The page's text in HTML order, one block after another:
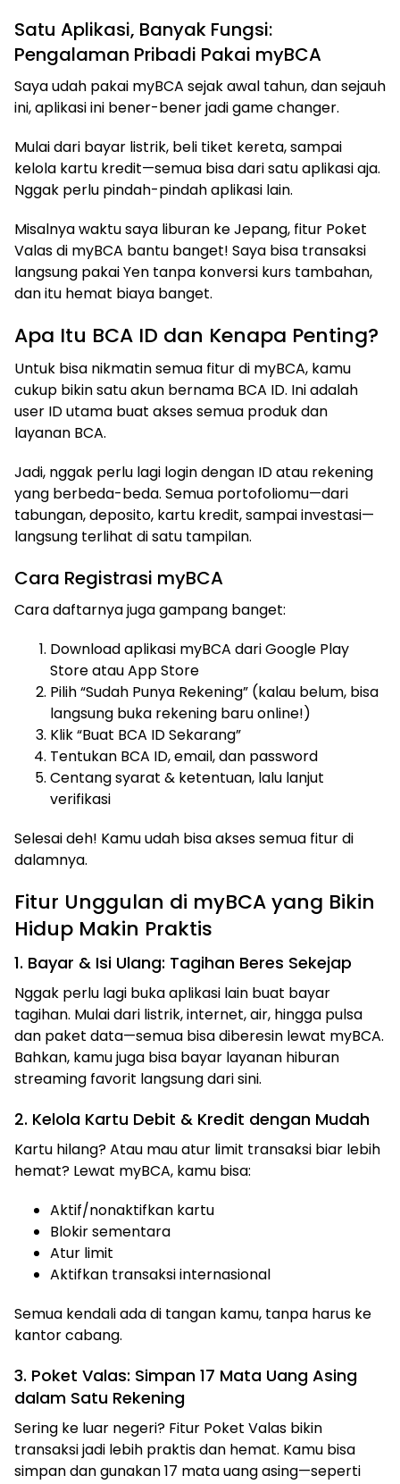
Satu Aplikasi, Banyak Fungsi:
Pengalaman Pribadi Pakai myBCA
Saya udah pakai myBCA sejak awal tahun, dan sejauh
ini, aplikasi ini bener-bener jadi game changer.
Mulai dari bayar listrik, beli tiket kereta, sampai
kelola kartu kredit—semua bisa dari satu aplikasi aja.
Nggak perlu pindah-pindah aplikasi lain.
Misalnya waktu saya liburan ke Jepang, fitur Poket
Valas di myBCA bantu banget! Saya bisa transaksi
langsung pakai Yen tanpa konversi kurs tambahan,
dan itu hemat biaya banget.
Apa Itu BCA ID dan Kenapa Penting?
Untuk bisa nikmatin semua fitur di myBCA, kamu
cukup bikin satu akun bernama BCA ID. Ini adalah
user ID utama buat akses semua produk dan
layanan BCA.
Jadi, nggak perlu lagi login dengan ID atau rekening
yang berbeda-beda. Semua portofoliomu—dari
tabungan, deposito, kartu kredit, sampai investasi—
langsung terlihat di satu tampilan.
Cara Registrasi myBCA
Cara daftarnya juga gampang banget:
Download aplikasi myBCA dari Google Play
Store atau App Store
Pilih “Sudah Punya Rekening” (kalau belum, bisa
langsung buka rekening baru online!)
Klik “Buat BCA ID Sekarang”
Tentukan BCA ID, email, dan password
Centang syarat & ketentuan, lalu lanjut
verifikasi
Selesai deh! Kamu udah bisa akses semua fitur di
dalamnya.
Fitur Unggulan di myBCA yang Bikin
Hidup Makin Praktis
1. Bayar & Isi Ulang: Tagihan Beres Sekejap
Nggak perlu lagi buka aplikasi lain buat bayar
tagihan. Mulai dari listrik, internet, air, hingga pulsa
dan paket data—semua bisa diberesin lewat myBCA.
Bahkan, kamu juga bisa bayar layanan hiburan
streaming favorit langsung dari sini.
2. Kelola Kartu Debit & Kredit dengan Mudah
Kartu hilang? Atau mau atur limit transaksi biar lebih
hemat? Lewat myBCA, kamu bisa:
Aktif/nonaktifkan kartu
Blokir sementara
Atur limit
Aktifkan transaksi internasional
Semua kendali ada di tangan kamu, tanpa harus ke
kantor cabang.
3. Poket Valas: Simpan 17 Mata Uang Asing
dalam Satu Rekening
Sering ke luar negeri? Fitur Poket Valas bikin
transaksi jadi lebih praktis dan hemat. Kamu bisa
simpan dan gunakan 17 mata uang asing—seperti